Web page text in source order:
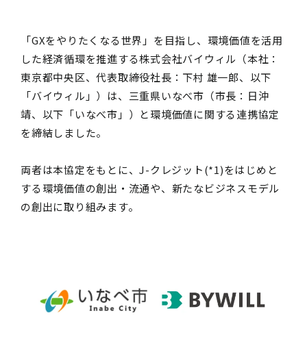
「GXをやりたくなる世界」を目指し、環境価値を活用
した経済循環を推進する株式会社バイウィル（本社：
東京都中央区、代表取締役社長：下村 雄一郎、以下
「バイウィル」）は、三重県いなべ市（市長：日沖
靖、以下「いなべ市」）と環境価値に関する連携協定
を締結しました。
両者は本協定をもとに、J-クレジット(*1)をはじめと
する環境価値の創出・流通や、新たなビジネスモデル
の創出に取り組みます。